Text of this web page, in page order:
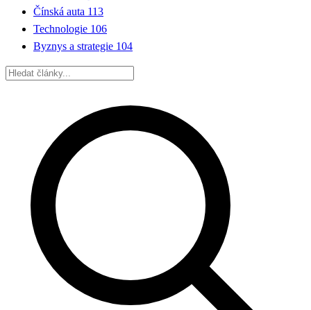
Čínská auta 113
Technologie 106
Byznys a strategie 104
Hledat: